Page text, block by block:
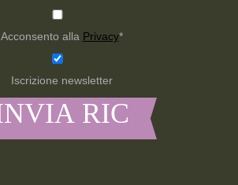
Acconsento alla Privacy*
Iscrizione newsletter